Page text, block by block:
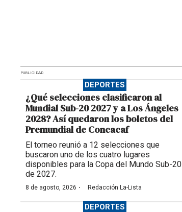
PUBLICIDAD
DEPORTES
¿Qué selecciones clasificaron al
Mundial Sub-20 2027 y a Los Ángeles
2028? Así quedaron los boletos del
Premundial de Concacaf
El torneo reunió a 12 selecciones que
buscaron uno de los cuatro lugares
disponibles para la Copa del Mundo Sub-20
de 2027.
8 de agosto, 2026 · Redacción La-Lista
DEPORTES